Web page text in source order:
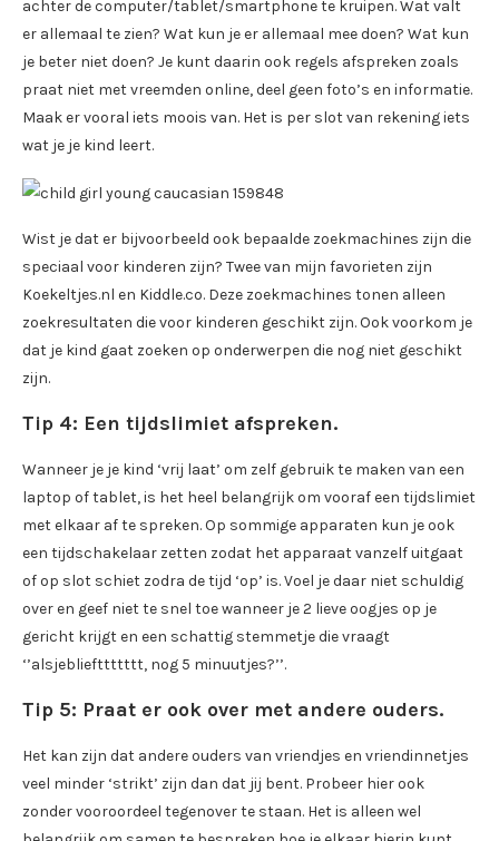
achter de computer/tablet/smartphone te kruipen. Wat valt
er allemaal te zien? Wat kun je er allemaal mee doen? Wat kun
je beter niet doen? Je kunt daarin ook regels afspreken zoals
praat niet met vreemden online, deel geen foto’s en informatie.
Maak er vooral iets moois van. Het is per slot van rekening iets
wat je je kind leert.
Wist je dat er bijvoorbeeld ook bepaalde zoekmachines zijn die
speciaal voor kinderen zijn? Twee van mijn favorieten zijn
Koekeltjes.nl en Kiddle.co. Deze zoekmachines tonen alleen
zoekresultaten die voor kinderen geschikt zijn. Ook voorkom je
dat je kind gaat zoeken op onderwerpen die nog niet geschikt
zijn.
Tip 4: Een tijdslimiet afspreken.
Wanneer je je kind ‘vrij laat’ om zelf gebruik te maken van een
laptop of tablet, is het heel belangrijk om vooraf een tijdslimiet
met elkaar af te spreken. Op sommige apparaten kun je ook
een tijdschakelaar zetten zodat het apparaat vanzelf uitgaat
of op slot schiet zodra de tijd ‘op’ is. Voel je daar niet schuldig
over en geef niet te snel toe wanneer je 2 lieve oogjes op je
gericht krijgt en een schattig stemmetje die vraagt
‘’alsjebliefttttttt, nog 5 minuutjes?’’.
Tip 5: Praat er ook over met andere ouders.
Het kan zijn dat andere ouders van vriendjes en vriendinnetjes
veel minder ‘strikt’ zijn dan dat jij bent. Probeer hier ook
zonder vooroordeel tegenover te staan. Het is alleen wel